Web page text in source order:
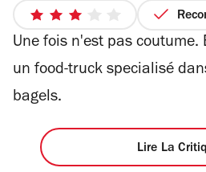
3
sur
Une fois n'est pas coutume.
un food-truck specialisé
bagels.
Lire La